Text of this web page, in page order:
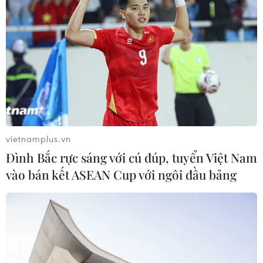
công bố Khung kế hoạch thời gian
năm học
07/08/2026 23:54
Áp thấp nhiệt đới đổi hướng trên
vùng biển phía Đông khu vực vịnh
Bắc Bộ
07/08/2026 23:29
Bổ sung một số chức danh có thẩm
quyền xử phạt vi phạm hành chính
từ ngày 26/9
07/08/2026 23:00
Bế mạc Hội thi lực lượng tham gia
vietnamplus.vn
Đình Bắc rực sáng với cú đúp, tuyển Việt Nam
vào bán kết ASEAN Cup với ngôi đầu bảng